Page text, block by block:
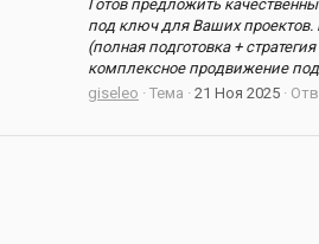
Готов предложить
под ключ для Ваших проектов.
(полная подготовка +
комплексное продвижение
giseleo
Тема 21 Ноя 2025